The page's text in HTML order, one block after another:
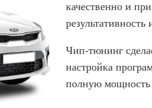
качественно и
результативность
Чип-тюнинг
настройка
полную мощность